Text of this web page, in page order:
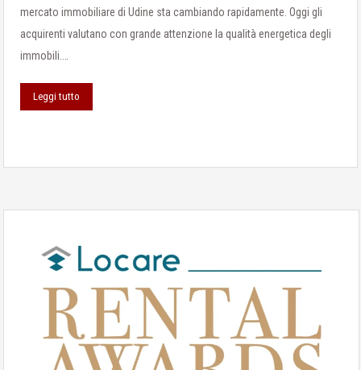
mercato immobiliare di Udine sta cambiando rapidamente. Oggi gli
acquirenti valutano con grande attenzione la qualità energetica degli
immobili.…
Leggi tutto